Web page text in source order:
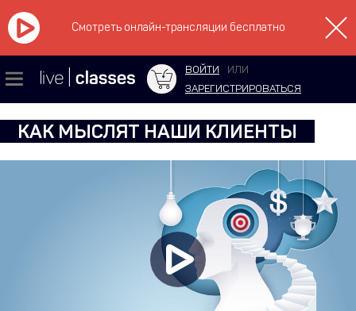
Смотреть онлайн-трансляции бесплатно
ВОЙТИ
ИЛИ
ЗАРЕГИСТРИРОВАТЬСЯ
КАК МЫСЛЯТ НАШИ КЛИЕНТЫ